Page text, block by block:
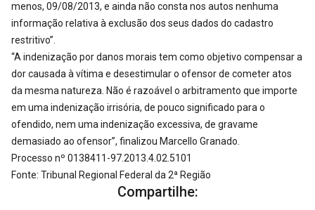
menos, 09/08/2013, e ainda não consta nos autos nenhuma
informação relativa à exclusão dos seus dados do cadastro
restritivo”.
“A indenização por danos morais tem como objetivo compensar a
dor causada à vítima e desestimular o ofensor de cometer atos
da mesma natureza. Não é razoável o arbitramento que importe
em uma indenização irrisória, de pouco significado para o
ofendido, nem uma indenização excessiva, de gravame
demasiado ao ofensor”, finalizou Marcello Granado.
Processo nº 0138411-97.2013.4.02.5101
Fonte: Tribunal Regional Federal da 2ª Região
Compartilhe: